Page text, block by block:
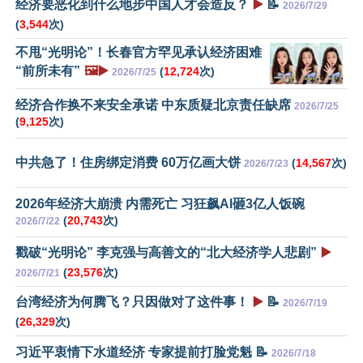
经济要恶化到什么地步中国人才会造反？ ▶️ 📝 2026/7/29
(3,544次)
不甩“光明论”！长春官方罕见承认经济困难
“前所未有” 🖼️▶️ 2026/7/25 (12,724次)
经济合作换不来安全承诺 中东质疑北京责任缺席 2026/7/25
(9,125次)
中共急了！住房绑定消费 60万亿画大饼 2026/7/23 (14,567次)
2026年经济大崩溃 内需死亡 习狂飙AI砸3亿人饭碗
2026/7/22 (20,743次)
戳破“光明论” 李克强与高善文的“北大经济学人悲剧” ▶️
2026/7/21 (23,576次)
台湾经济为何腾飞？只因做对了这件事！ ▶️ 📝 2026/7/19
(26,329次)
习近平衷情下水道经济 专家提前打脸党魁 📝 2026/7/18